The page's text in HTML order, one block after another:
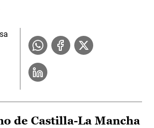
de Castilla-La Mancha